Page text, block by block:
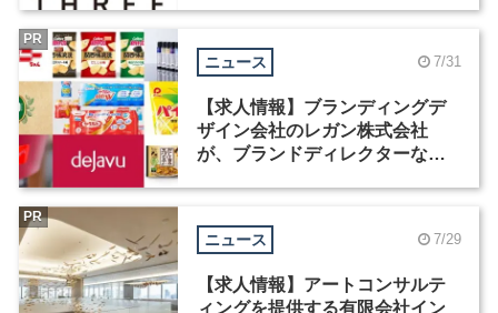
ニュース 7/31
【求人情報】ブランディングデ
ザイン会社のレガン株式会社
が、ブランドディレクターなど3
PR
ニュース 7/29
【求人情報】アートコンサルテ
ィングを提供する有限会社イン
PR